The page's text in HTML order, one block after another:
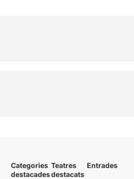
Categories
destacades
Teatres
destacats
Entrades